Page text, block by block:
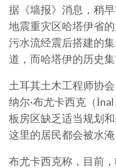
据《墙报》消息，稍
地震重灾区哈塔伊省
污水流经震后搭建的
道，而哈塔伊的历史集
土耳其土木工程师协
纳尔·布尤卡西克（
板房区缺乏适当规划
这里的居民都会被水淹
布尤卡西克称，目前